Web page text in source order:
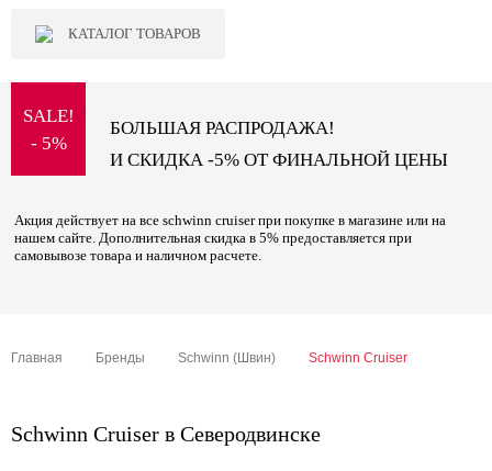
КАТАЛОГ ТОВАРОВ
SALE!
- 5%
БОЛЬШАЯ РАСПРОДАЖА!
И СКИДКА -5% ОТ ФИНАЛЬНОЙ ЦЕНЫ
Акция действует на все schwinn cruiser при покупке в магазине или на
нашем сайте. Дополнительная скидка в 5% предоставляется при
самовывозе товара и наличном расчете.
Главная Бренды Schwinn (Швин) Schwinn Cruiser
Schwinn Cruiser в Северодвинске